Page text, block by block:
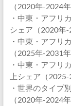
（2020年-2024年
・中東・アフリ
シェア（2020年-
・中東・アフリ
（2025年-2031年
・中東・アフリ
上シェア（2025-
・世界のタイプ
（2020年-2024年